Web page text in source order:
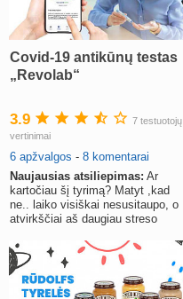
Covid-19 antikūnų testas
„Revolab“
3.9
7 testuotojų
vertinimai
6 apžvalgos - 8 komentarai
Naujausias atsiliepimas: Ar
kartočiau šį tyrimą? Matyt ,kad
ne.. laiko visiškai nesusitaupo, o
atvirkščiai aš daugiau streso